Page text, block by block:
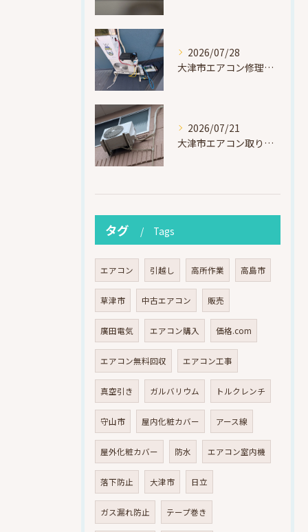
2026/07/28
大津市エアコン修理｜冷媒漏れを特定！高所作業で東芝RAS-F221ARTを修理・ガスチャージ
2026/07/21
大津市エアコン取り付け｜他社で断られたマンション3階の壁面アングル高所作業（ハイセンス HA-J22H-W・プレジーオビワコ）
タグ Tags
エアコン 引越し 高所作業 高島市
草津市 中古エアコン 販売
廣田電気 エアコン購入 価格.com
エアコン無料回収 エアコン工事
真空引き ガルバリウム トルクレンチ
守山市 屋内化粧カバー アース線
屋外化粧カバー 防水 エアコン室内機
落下防止 大津市 日立
ガス漏れ防止 テープ巻き